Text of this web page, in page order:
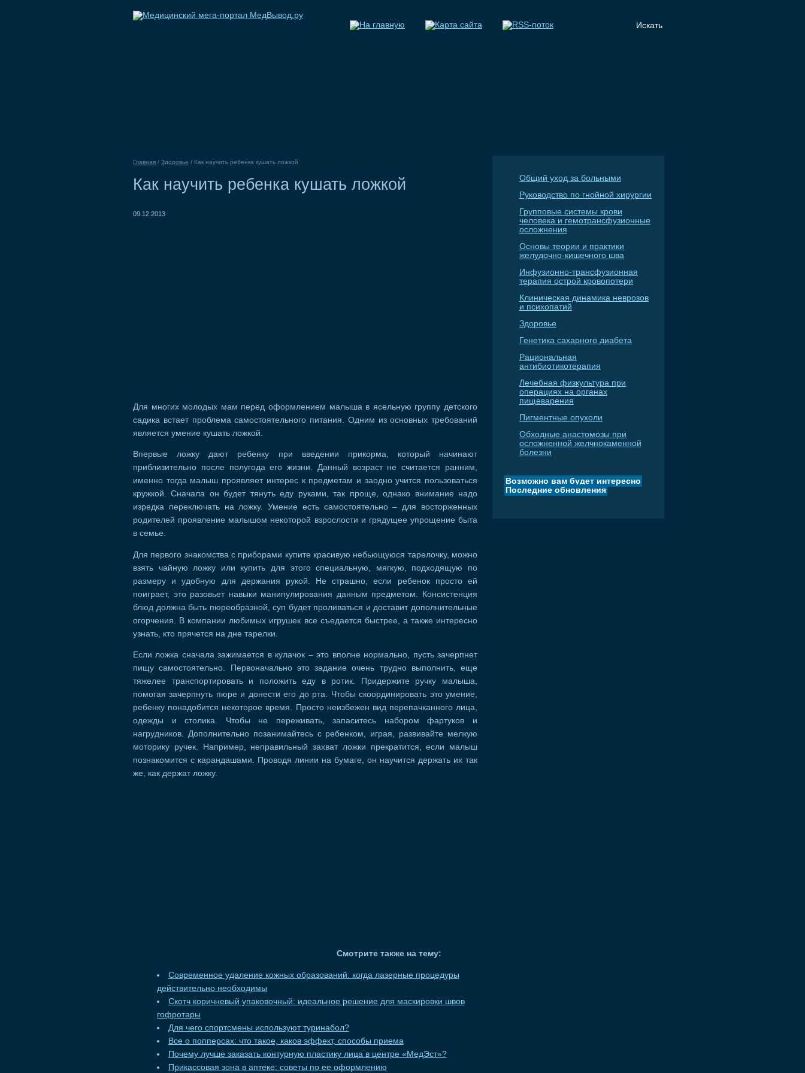
Главная / Здоровье / Как научить ребенка кушать ложкой
Как научить ребенка кушать ложкой
09.12.2013
Для многих молодых мам перед оформлением малыша в ясельную группу детского
садика встает проблема самостоятельного питания. Одним из основных требований
является умение кушать ложкой.
Впервые ложку дают ребенку при введении прикорма, который начинают
приблизительно после полугода его жизни. Данный возраст не считается ранним,
именно тогда малыш проявляет интерес к предметам и заодно учится пользоваться
кружкой. Сначала он будет тянуть еду руками, так проще, однако внимание надо
изредка переключать на ложку. Умение есть самостоятельно – для восторженных
родителей проявление малышом некоторой взрослости и грядущее упрощение быта
в семье.
Для первого знакомства с приборами купите красивую небьющуюся тарелочку, можно
взять чайную ложку или купить для этого специальную, мягкую, подходящую по
размеру и удобную для держания рукой. Не страшно, если ребенок просто ей
поиграет, это разовьет навыки манипулирования данным предметом. Консистенция
блюд должна быть пюреобразной, суп будет проливаться и доставит дополнительные
огорчения. В компании любимых игрушек все съедается быстрее, а также интересно
узнать, кто прячется на дне тарелки.
Если ложка сначала зажимается в кулачок – это вполне нормально, пусть зачерпнет
пищу самостоятельно. Первоначально это задание очень трудно выполнить, еще
тяжелее транспортировать и положить еду в ротик. Придержите ручку малыша,
помогая зачерпнуть пюре и донести его до рта. Чтобы скоординировать это умение,
ребенку понадобится некоторое время. Просто неизбежен вид перепачканного лица,
одежды и столика. Чтобы не переживать, запаситесь набором фартуков и
нагрудников. Дополнительно позанимайтесь с ребенком, играя, развивайте мелкую
моторику ручек. Например, неправильный захват ложки прекратится, если малыш
познакомится с карандашами. Проводя линии на бумаге, он научится держать их так
же, как держат ложку.
Смотрите также на тему:
Современное удаление кожных образований: когда лазерные процедуры
действительно необходимы
Скотч коричневый упаковочный: идеальное решение для маскировки швов
гофротары
Для чего спортсмены используют туринабол?
Все о попперсах: что такое, каков эффект, способы приема
Почему лучше заказать контурную пластику лица в центре «МедЭст»?
Прикассовая зона в аптеке: советы по ее оформлению
Общий уход за больными
Руководство по гнойной хирургии
Групповые системы крови
человека и гемотрансфузионные
осложнения
Основы теории и практики
желудочно-кишечного шва
Инфузионно-трансфузионная
терапия острой кровопотери
Клиническая динамика неврозов
и психопатий
Здоровье
Генетика сахарного диабета
Рациональная
антибиотикотерапия
Лечебная физкультура при
операциях на органах
пищеварения
Пигментные опухоли
Обходные анастомозы при
осложненной желчнокаменной
болезни
Возможно вам будет интересно
Последние обновления